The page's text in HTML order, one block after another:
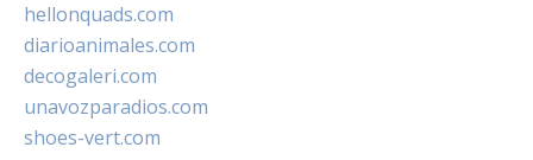
hellonquads.com
diarioanimales.com
decogaleri.com
unavozparadios.com
shoes-vert.com